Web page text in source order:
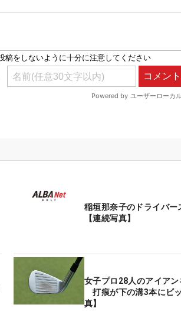
稲垣那奈子のドライバー
【連続写真】
女子プロ28人のアイア
打痕が下の溝3本にビ
真】